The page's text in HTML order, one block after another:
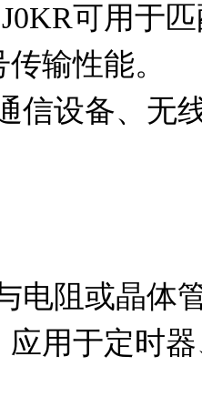
可用于
输性能。
应用于定时